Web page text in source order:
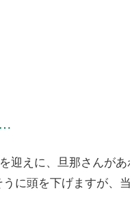
迎えに、旦那さんが
に頭を下げますが、